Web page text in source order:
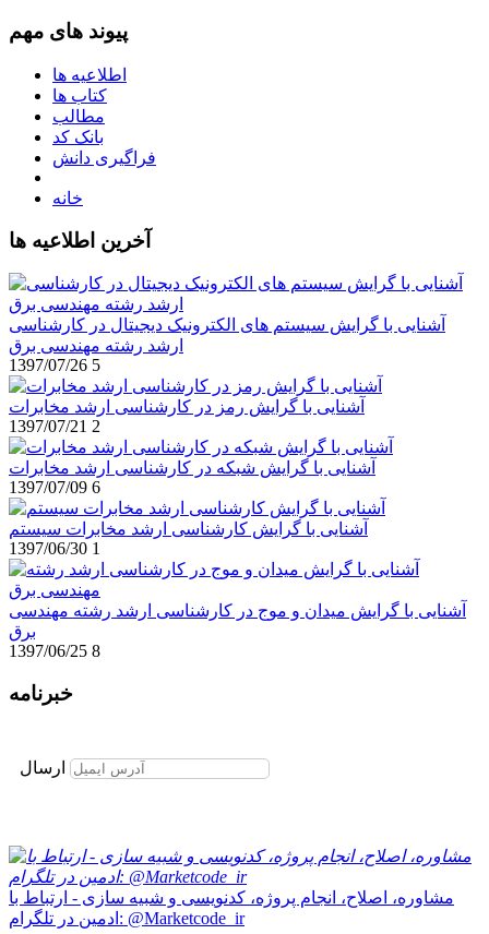
پیوند های مهم
اطلاعیه ها
کتاب ها
مطالب
بانک کد
فراگیری دانش
خانه
آخرین اطلاعیه ها
آشنایی با گرایش سیستم های الکترونیک دیجیتال در کارشناسی
ارشد رشته مهندسی برق
1397/07/26 5
آشنایی با گرایش رمز در کارشناسی ارشد مخابرات
1397/07/21 2
آشنایی با گرایش شبکه در کارشناسی ارشد مخابرات
1397/07/09 6
آشنایی با گرایش کارشناسی ارشد مخابرات سیستم
1397/06/30 1
آشنایی با گرایش میدان و موج در کارشناسی ارشد رشته مهندسی
برق
1397/06/25 8
خبرنامه
ارسال
مشاوره، اصلاح، انجام پروژه، کدنویسی و شبیه سازی - ارتباط با
ادمین در تلگرام: @Marketcode_ir